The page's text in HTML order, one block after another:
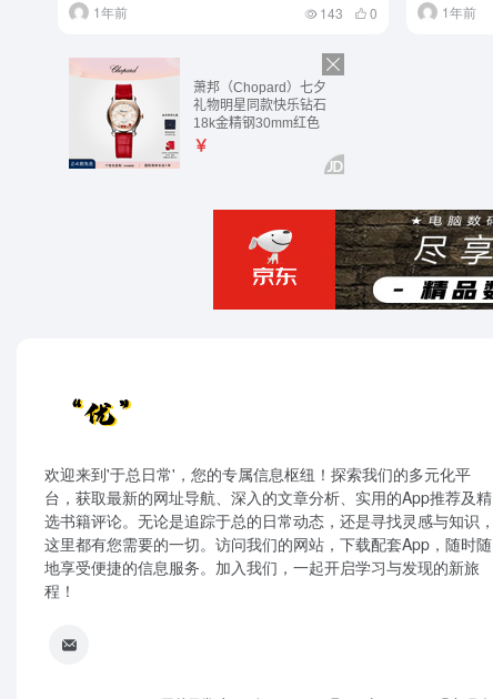
1年前 143 0 1年前
欢迎来到'于总日常'，您的专属信息枢纽！探索我们的多元化平
台，获取最新的网址导航、深入的文章分析、实用的App推荐及精
选书籍评论。无论是追踪于总的日常动态，还是寻找灵感与知识，
这里都有您需要的一切。访问我们的网站，下载配套App，随时随
地享受便捷的信息服务。加入我们，一起开启学习与发现的新旅
程！